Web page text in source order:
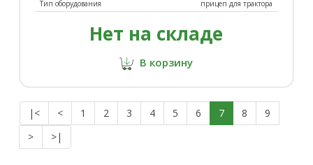
Тип оборудования
прицеп для трактора
Нет на складе
В корзину
|< < 1 2 3 4 5 6 7 8
9
>
>|